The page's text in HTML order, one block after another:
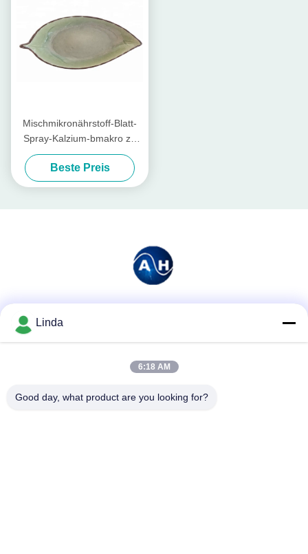
Mischmikronährstoff-Blatt-
Spray-Kalzium-bmakro zu
den Wasserkulturlandwirten
Beste Preis
Linda
6:18 AM
Good day, what product are you looking for?